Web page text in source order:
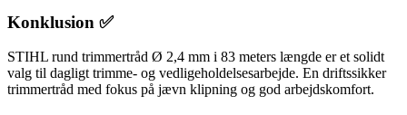
Konklusion ✅
STIHL rund trimmertråd Ø 2,4 mm i 83 meters længde er et solidt
valg til dagligt trimme- og vedligeholdelsesarbejde. En driftssikker
trimmertråd med fokus på jævn klipning og god arbejdskomfort.